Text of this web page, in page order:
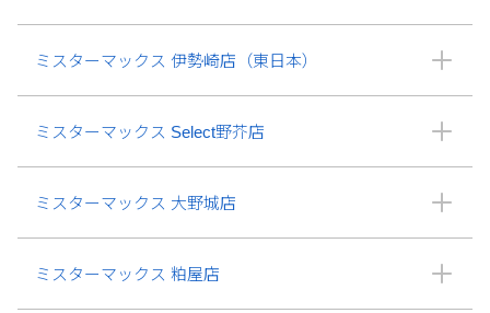
ミスターマックス 伊勢崎店（東日本）
ミスターマックス Select野芥店
ミスターマックス 大野城店
ミスターマックス 粕屋店